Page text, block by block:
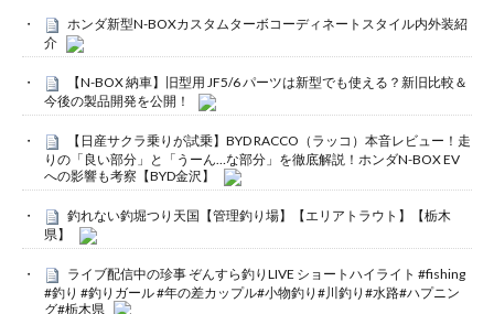
ホンダ新型N-BOXカスタムターボコーディネートスタイル内外装紹
介
【N-BOX 納車】旧型用 JF5/6 パーツは新型でも使える？新旧比較＆
今後の製品開発を公開！
【日産サクラ乗りが試乗】BYD RACCO（ラッコ）本音レビュー！走
りの「良い部分」と「うーん…な部分」を徹底解説！ホンダN-BOX EV
への影響も考察【BYD金沢】
釣れない釣堀つり天国【管理釣り場】【エリアトラウト】【栃木
県】
ライブ配信中の珍事 ぞんすら釣りLIVE ショートハイライト #fishing
#釣り #釣りガール #年の差カップル#小物釣り#川釣り#水路#ハプニン
グ#栃木県